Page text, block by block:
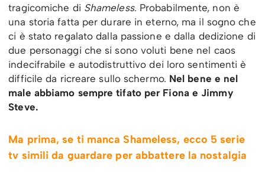
tragicomiche di Shameless. Probabilmente, non è
una storia fatta per durare in eterno, ma il sogno che
ci è stato regalato dalla passione e dalla dedizione di
due personaggi che si sono voluti bene nel caos
indecifrabile e autodistruttivo dei loro sentimenti è
difficile da ricreare sullo schermo. Nel bene e nel
male abbiamo sempre tifato per Fiona e Jimmy
Steve.
Ma prima, se ti manca Shameless, ecco 5 serie
tv simili da guardare per abbattere la nostalgia